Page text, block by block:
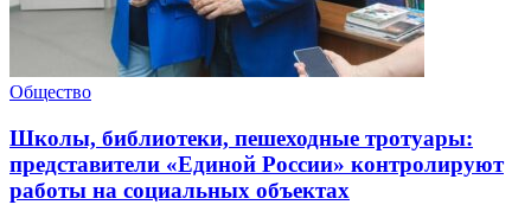
Общество
Школы, библиотеки, пешеходные тротуары:
представители «Единой России» контролируют
работы на социальных объектах